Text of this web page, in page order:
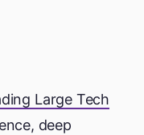
Large Tech
deep